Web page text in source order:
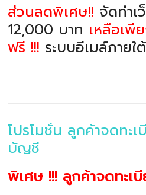
ส่วนลดพิเศษ!! จัดทำเ
12,000 บาท เหลือเพี
ฟรี !!! ระบบอีเมล์ภายใ
โปรโมชั่น ลูกค้าจดทะเ
บัญชี
พิเศษ !!! ลูกค้าจดทะเ